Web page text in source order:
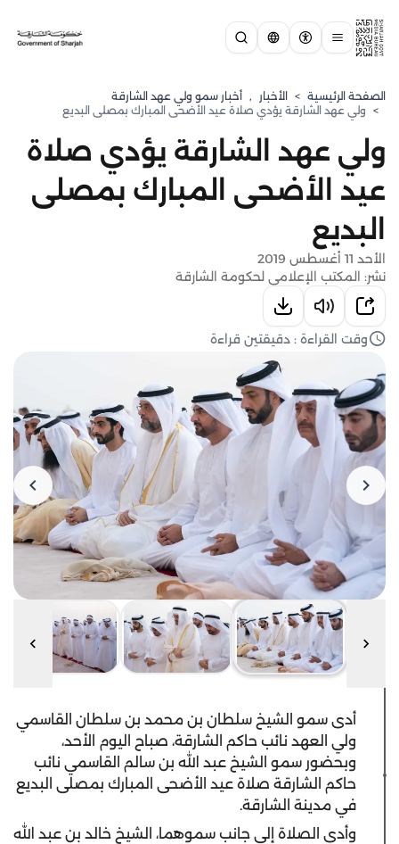
الصفحة الرئيسية > الأخبار , ⁠أخبار سمو ولي عهد الشارقة
> ولي عهد الشارقة يؤدي صلاة عيد الأضحى المبارك بمصلى البديع
ولي عهد الشارقة يؤدي صلاة
عيد الأضحى المبارك بمصلى
البديع
الأحد 11 أغسطس 2019
نشر: المكتب الإعلامي لحكومة الشارقة
وقت القراءة : دقيقتين قراءة
أدى سمو الشيخ سلطان بن محمد بن سلطان القاسمي
ولي العهد نائب حاكم الشارقة، صباح اليوم الأحد،
وبحضور سمو الشيخ عبد الله بن سالم القاسمي نائب
حاكم الشارقة صلاة عيد الأضحى المبارك بمصلى البديع
في مدينة الشارقة.
وأدى الصلاة إلى جانب سموهما، الشيخ خالد بن عبد الله